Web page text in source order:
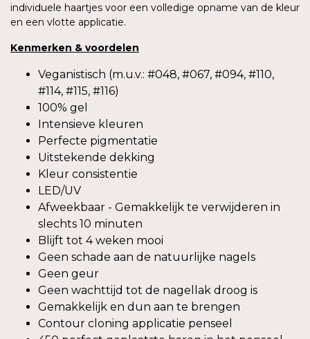
individuele haartjes voor een volledige opname van de kleur
en een vlotte applicatie.
Kenmerken & voordelen
Veganistisch (m.u.v.: #048, #067, #094, #110,
#114, #115, #116)
100% gel
Intensieve kleuren
Perfecte pigmentatie
Uitstekende dekking
Kleur consistentie
LED/UV
Afweekbaar - Gemakkelijk te verwijderen in
slechts 10 minuten
Blijft tot 4 weken mooi
Geen schade aan de natuurlijke nagels
Geen geur
Geen wachttijd tot de nagellak droog is
Gemakkelijk en dun aan te brengen
Contour cloning applicatie penseel